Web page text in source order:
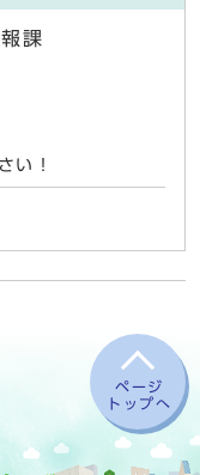
課
い！
ページ
トップへ